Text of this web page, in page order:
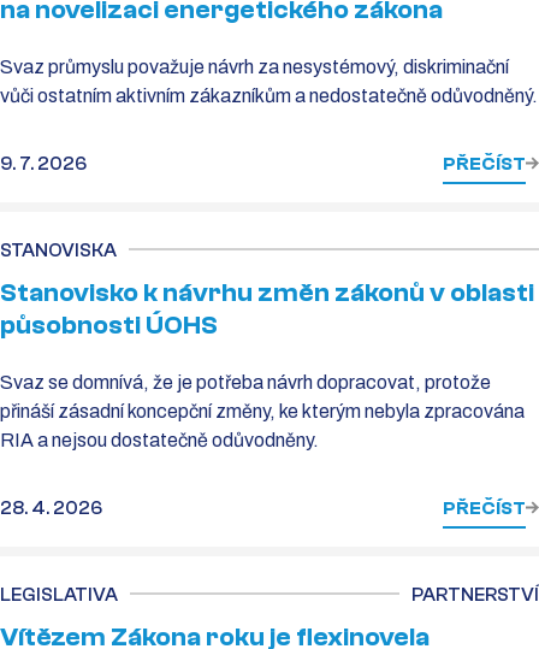
na novelizaci energetického zákona
Svaz průmyslu považuje návrh za nesystémový, diskriminační
vůči ostatním aktivním zákazníkům a nedostatečně odůvodněný.
9. 7. 2026 PŘEČÍST
STANOVISKA
Stanovisko k návrhu změn zákonů v oblasti
působnosti ÚOHS
Svaz se domnívá, že je potřeba návrh dopracovat, protože
přináší zásadní koncepční změny, ke kterým nebyla zpracována
RIA a nejsou dostatečně odůvodněny.
28. 4. 2026 PŘEČÍST
LEGISLATIVA PARTNERSTVÍ
Vítězem Zákona roku je flexinovela